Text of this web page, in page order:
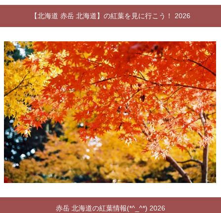
【北海道 赤岳 北海道】の紅葉を見に行こう！ 2026
赤岳 北海道の紅葉情報(*^_^*) 2026